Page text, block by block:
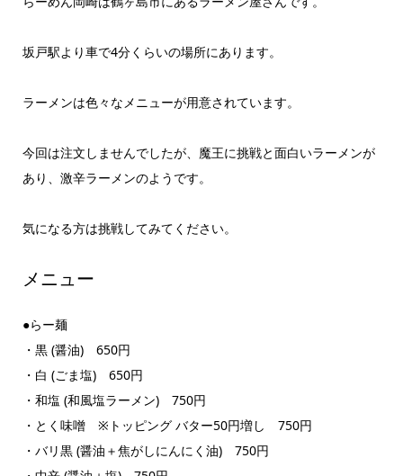
坂戸駅より車で4分くらいの場所にあります。
ラーメンは色々なメニューが用意されています。
今回は注文しませんでしたが、魔王に挑戦と面白いラーメンが
あり、激辛ラーメンのようです。
気になる方は挑戦してみてください。
メニュー
●らー麺
・黒 (醤油) 650円
・白 (ごま塩) 650円
・和塩 (和風塩ラーメン) 750円
・とく味噌 ※トッピング バター50円増し 750円
・バリ黒 (醤油＋焦がしにんにく油) 750円